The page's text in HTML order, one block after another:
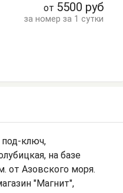
от 5500 руб
за номер за 1 сутки
ключ,
на базе
от Азовского моря.
"Магнит",